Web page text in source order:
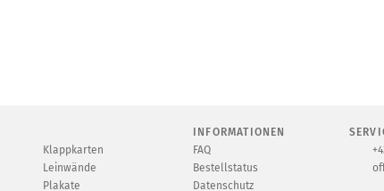
Klappkarten
Leinwände
Plakate
INFORMATIONEN
FAQ
Bestellstatus
Datenschutz